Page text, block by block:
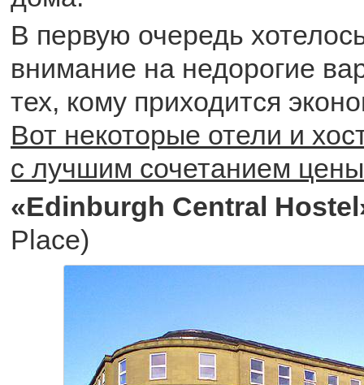
В первую очередь
внимание на недорогие
тех, кому приходится
Вот некоторые отели и
с лучшим сочетанием
«Edinburgh Central
Place)